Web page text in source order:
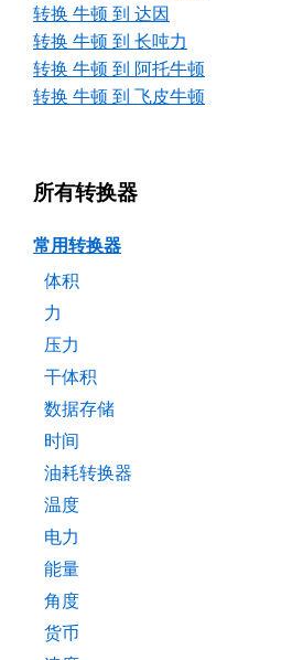
转换 牛顿 到 达因
转换 牛顿 到 长吨力
转换 牛顿 到 阿托牛顿
转换 牛顿 到 飞皮牛顿
所有转换器
常用转换器
体积
力
压力
干体积
数据存储
时间
油耗转换器
温度
电力
能量
角度
货币